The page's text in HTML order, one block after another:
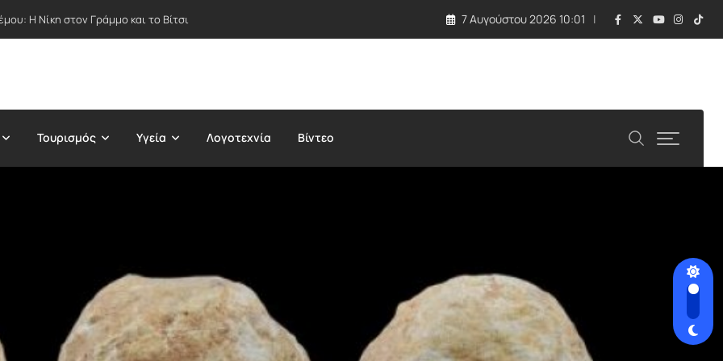
Η Νίκη στον Γράμμο και το Βίτσι 7 Αυγούστου 2026 10:01
Τουρισμός Υγεία Λογοτεχνία Βίντεο